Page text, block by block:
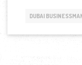
DUBAI